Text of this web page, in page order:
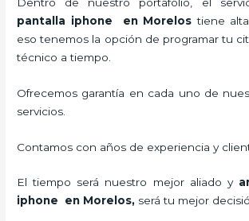
pantalla iphone en Morelos tiene
eso tenemos la opción de programar tu
técnico a tiempo.
Ofrecemos garantía en cada uno de
servicios.
Contamos con años de experiencia y
El tiempo será nuestro mejor aliado y
iphone en Morelos, será tu mejor